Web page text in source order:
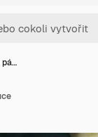
pá…